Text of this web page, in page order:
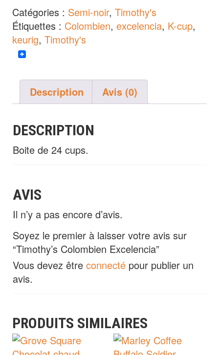
Catégories : Semi-noir, Timothy's
Étiquettes : Colombien, excelencia, K-cup,
keurig, Timothy's
Description Avis (0)
DESCRIPTION
Boite de 24 cups.
AVIS
Il n’y a pas encore d’avis.
Soyez le premier à laisser votre avis sur
“Timothy’s Colombien Excelencia”
Vous devez être connecté pour publier un
avis.
PRODUITS SIMILAIRES